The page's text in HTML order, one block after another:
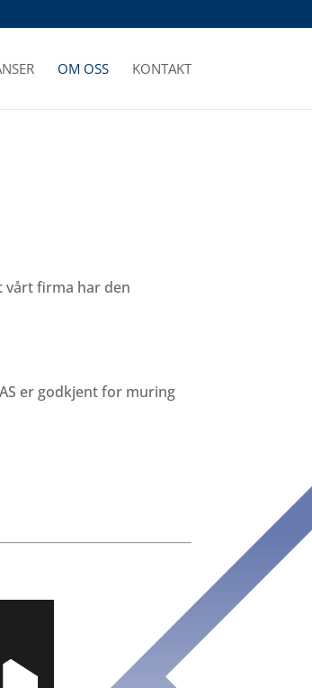
OM OSS KONTAKT
vårt firma har den
er godkjent for muring